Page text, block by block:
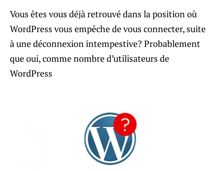
Vous êtes vous déjà retrouvé dans la position où
WordPress vous empêche de vous connecter, suite
à une déconnexion intempestive? Probablement
que oui, comme nombre d’utilisateurs de
WordPress